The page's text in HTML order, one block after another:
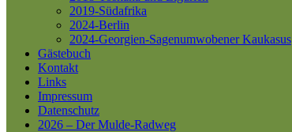
2019-Südafrika
2024-Berlin
2024-Georgien-Sagenumwobener Kaukasus
Gästebuch
Kontakt
Links
Impressum
Datenschutz
2026 – Der Mulde-Radweg